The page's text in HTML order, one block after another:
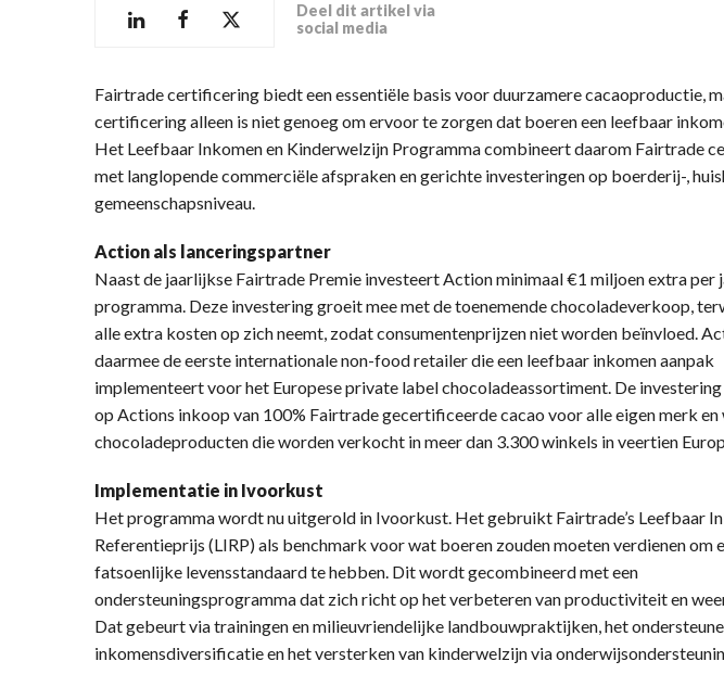
Deel dit artikel via
social media
Fairtrade certificering biedt een essentiële basis voor duurzamere cacaoproductie,
certificering alleen is niet genoeg om ervoor te zorgen dat boeren een leefbaar
Het Leefbaar Inkomen en Kinderwelzijn Programma combineert daarom Fairtrade
met langlopende commerciële afspraken en gerichte investeringen op boerderij-,
gemeenschapsniveau.
Action als lanceringspartner
Naast de jaarlijkse Fairtrade Premie investeert Action minimaal €1 miljoen extra per
programma. Deze investering groeit mee met de toenemende chocoladeverkoop,
alle extra kosten op zich neemt, zodat consumentenprijzen niet worden beïnvloed.
daarmee de eerste internationale non-food retailer die een leefbaar inkomen aanpak
implementeert voor het Europese private label chocoladeassortiment. De
op Actions inkoop van 100% Fairtrade gecertificeerde cacao voor alle eigen merk
chocoladeproducten die worden verkocht in meer dan 3.300 winkels in veertien
Implementatie in Ivoorkust
Het programma wordt nu uitgerold in Ivoorkust. Het gebruikt Fairtrade’s Leefbaar
Referentieprijs (LIRP) als benchmark voor wat boeren zouden moeten verdienen om
fatsoenlijke levensstandaard te hebben. Dit wordt gecombineerd met een
ondersteuningsprogramma dat zich richt op het verbeteren van productiviteit en
Dat gebeurt via trainingen en milieuvriendelijke landbouwpraktijken, het
inkomensdiversificatie en het versterken van kinderwelzijn via